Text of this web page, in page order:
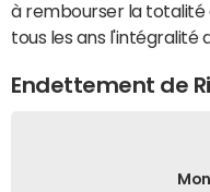
à rembourser la totalité
tous les ans l'intégralité
Endettement de